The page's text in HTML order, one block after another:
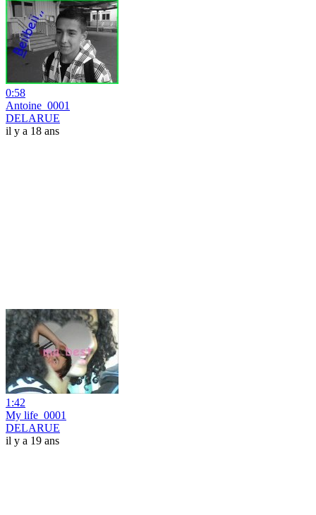
0:58
Antoine_0001
DELARUE
il y a 18 ans
1:42
My life_0001
DELARUE
il y a 19 ans